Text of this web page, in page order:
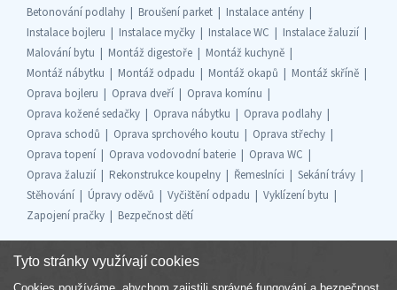
Betonování podlahy
Broušení parket
Instalace antény
Instalace bojleru
Instalace myčky Instalace WC
Instalace žaluzií
Malování bytu
Montáž digestoře
Montáž kuchyně
Montáž nábytku
Montáž odpadu Montáž okapů
Montáž skříně
Oprava bojleru
Oprava dveří
Oprava komínu
Oprava kožené sedačky
Oprava nábytku
Oprava podlahy
Oprava schodů
Oprava sprchového koutu
Oprava střechy
Oprava topení
Oprava vodovodní baterie
Oprava WC
Oprava žaluzií
Rekonstrukce koupelny Řemeslníci
Sekání trávy
Stěhování
Úpravy oděvů Vyčištění odpadu
Vyklízení bytu
Zapojení pračky
Bezpečnost dětí
Tyto stránky využívají cookies